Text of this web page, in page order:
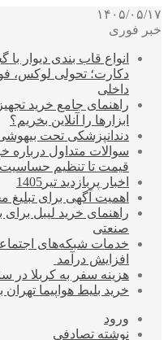
۱۴۰۵/۰۵/۱۷
خبر فوری
انواع قاب بندی دیوار
دکارت؛ تحولی لوکس،
داخلی
راهنمای جامع خرید
ابزارها را آنلاین بخریم؟
دندانپزشکی تحت
سوالات متداول
قیمت تا تنظیم
اخبار پربازدید تیر1405
اهمیت آگهی برای
راهنمای خرید لیبل
صنعتی
افزایش درآمد
هزینه سفر به کربلا در سال
خرید بلیط هواپیما تهران
ورود
نوشته تصادفی